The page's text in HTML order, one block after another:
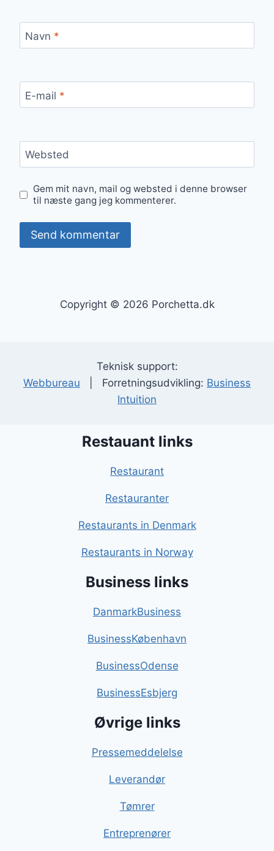
Navn *
E-mail *
Websted
Gem mit navn, mail og websted i denne browser
til næste gang jeg kommenterer.
Copyright © 2026 Porchetta.dk
Teknisk support:
Webbureau | Forretningsudvikling: Business
Intuition
Restauant links
Restaurant
Restauranter
Restaurants in Denmark
Restaurants in Norway
Business links
DanmarkBusiness
BusinessKøbenhavn
BusinessOdense
BusinessEsbjerg
Øvrige links
Pressemeddelelse
Leverandør
Tømrer
Entreprenører